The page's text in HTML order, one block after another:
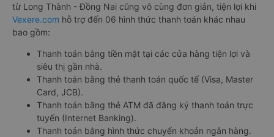
từ Long Thành - Đồng Nai cũng vô cùng đơn giản, tiện lợi khi
Vexere.com hỗ trợ đến 06 hình thức thanh toán khác nhau
bao gồm:
Thanh toán bằng tiền mặt tại các cửa hàng tiện lợi và
siêu thị gần nhà.
Thanh toán bằng thẻ thanh toán quốc tế (Visa, Master
Card, JCB).
Thanh toán bằng thẻ ATM đã đăng ký thanh toán trực
tuyến (Internet Banking).
Thanh toán bằng hình thức chuyển khoản ngân hàng.